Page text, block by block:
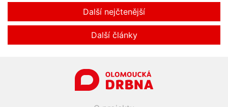
Další nejčtenější
Další články